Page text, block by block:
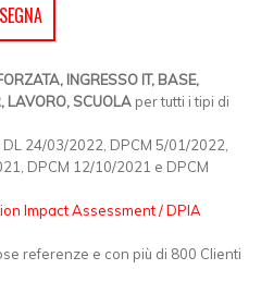
INGRESSO IT, BASE,
LAVORO, SCUOLAper tutti i tipi di
24/03/2022, DPCM 5/01/2022,
DPCM 12/10/2021 e DPCM
Impact Assessment / DPIA
referenze e con più di 800 Clienti